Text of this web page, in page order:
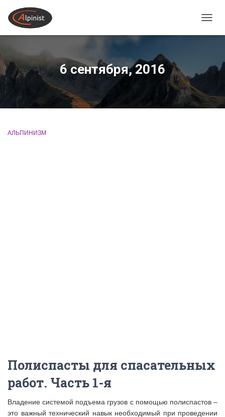
6 сентября, 2016
АЛЬПИНИЗМ
Полиспасты для спасательных
работ. Часть 1-я
Владение системой подъема грузов с помощью полиспастов –
это важный технический навык необходимый при проведении